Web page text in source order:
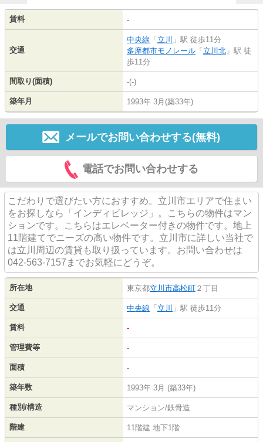
賃料 -
交通
中央線 「 立川 」駅 徒歩11分
多摩都市モノレール 「 立川北 」駅 徒
歩11分
間取り(面積) -(-)
築年月 1993年 3月(築33年)
メールでお問い合わせする(無料)
電話でお問い合わせする
こだわりで選びたい方におすすめ。立川市エリアで住まい
をお探しなら「インディビレッジ」。こちらの物件はマン
ションです。こちらはエレベーター付きの物件です。地上
11階建てでニーズの高い物件です。立川市に詳しい当社で
は立川周辺の賃貸も取り扱っています。お問い合わせは
042-563-7157までお気軽にどうぞ。
所在地 東京都立川市高松町 ２丁目
交通 中央線 「 立川 」駅 徒歩11分
賃料 -
管理費等 -
面積 -
築年数 1993年 3月 (築33年)
種別/構造 マンション/鉄骨造
階建 11階建 地下1階